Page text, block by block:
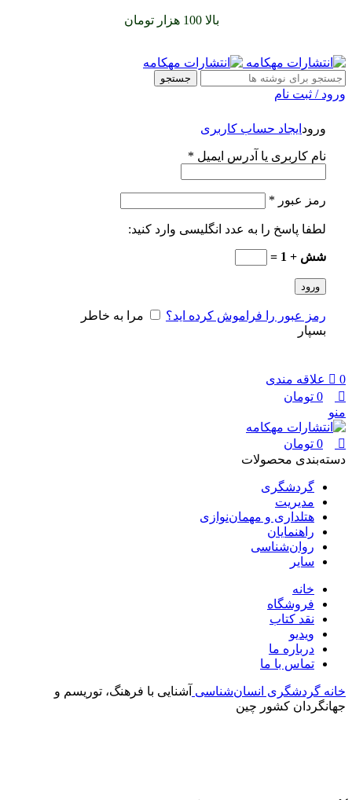
بالا 100 هزار تومان
جستجو
ورود / ثبت نام
ورود ایجاد حساب کاربری
نام کاربری یا آدرس ایمیل *
رمز عبور *
لطفا پاسخ را به عدد انگلیسی وارد کنید:
شش + 1 =
ورود
رمز عبور را فراموش کرده اید؟
مرا به خاطر
بسپار
0 علاقه مندی
0 تومان
منو
0 تومان
دسته‌بندی محصولات
گردشگری
مدیریت
هتلداری و مهمان‌نوازی
راهنمایان
روان‌شناسی
سایر
خانه
فروشگاه
نقد کتاب
ویدیو
درباره‌ ما
تماس با ما
خانه گردشگری انسان‌شناسی آشنایی با فرهنگ، توریسم و
جهانگردان کشور چین